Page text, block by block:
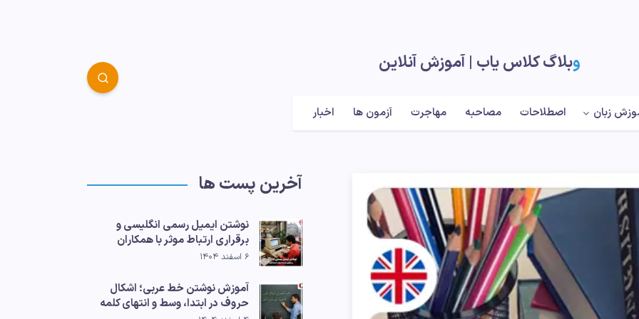
وبلاگ کلاس یاب |‌ آموزش آنلاین
زبان اصطلاحات مصاحبه مهاجرت آزمون ها اخبار
آخرین پست ها
نوشتن ایمیل رسمی انگلیسی و
برقراری ارتباط موثر با همکاران
۶ اسفند ۱۴۰۴
آموزش نوشتن خط عربی؛ اشکال
حروف در ابتدا، وسط و انتهای کلمه